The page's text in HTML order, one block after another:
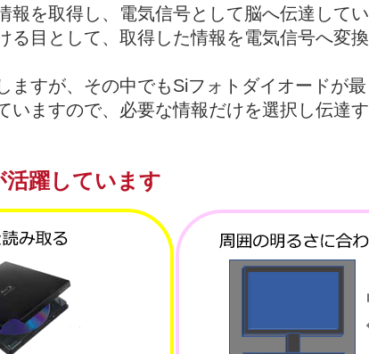
報を取得し、電気信号として脳へ伝達してい
る目として、取得した情報を電気信号へ変
すが、その中でもSiフォトダイオードが最
ますので、必要な情報だけを選択し伝達す
躍しています